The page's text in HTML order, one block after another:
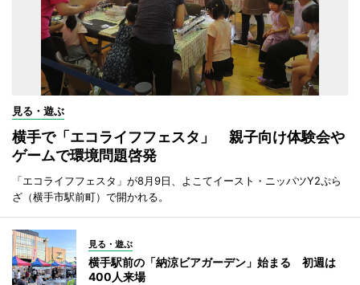
見る・遊ぶ
横手で「エコライフフェスタ」 親子向け体験会や
ゲームで環境問題啓発
「エコライフフェスタ」が8月9日、よこてイースト・ニッパツY2ぷら
ざ（横手市駅前町）で開かれる。
見る・遊ぶ
横手駅前の「納涼ビアガーデン」始まる 初週は
400人来場